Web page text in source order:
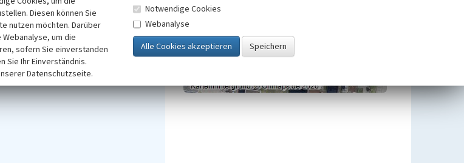
Diesen können Sie
nutzen möchten. Darüber
um die
sofern Sie einverstanden
Sie Ihr Einverständnis.
Datenschutzseite.
Notwendige Cookies
Webanalyse